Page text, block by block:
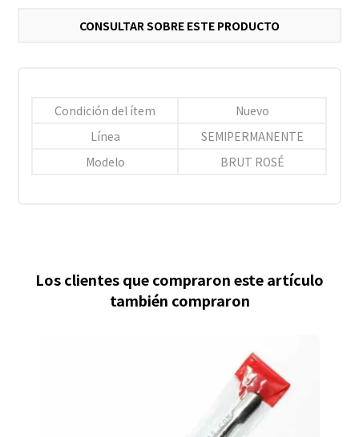
CONSULTAR SOBRE ESTE PRODUCTO
Condición del ítem
Nuevo
Línea
SEMIPERMANENTE
Modelo
BRUT ROSÉ
Los clientes que compraron este artículo
también compraron